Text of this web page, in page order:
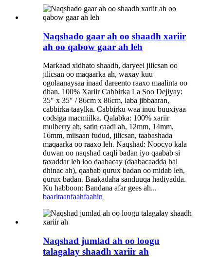
Naqshado gaar ah oo shaadh xariir
ah oo qabow gaar ah leh
Markaad xidhato shaadh, daryeel jilicsan oo
jilicsan oo maqaarka ah, waxay kuu
ogolaanaysaa inaad dareento raaxo maalinta oo
dhan. 100% Xariir Cabbirka La Soo Dejiyay:
35″ x 35″ / 86cm x 86cm, laba jibbaaran,
cabbirka taaylka. Cabbirku waa inuu buuxiyaa
codsiga macmiilka. Qalabka: 100% xariir
mulberry ah, satin caadi ah, 12mm, 14mm,
16mm, miisaan fudud, jilicsan, taabashada
maqaarka oo raaxo leh. Naqshad: Noocyo kala
duwan oo naqshad caqli badan iyo qaabab si
taxaddar leh loo daabacay (daabacaadda hal
dhinac ah), qaabab qurux badan oo midab leh,
qurux badan. Baakadaha sanduuqa hadiyadda.
Ku habboon: Bandana afar gees ah...
baaritaanfaahfaahin
Naqshad jumlad ah oo loogu
talagalay shaadh xariir ah